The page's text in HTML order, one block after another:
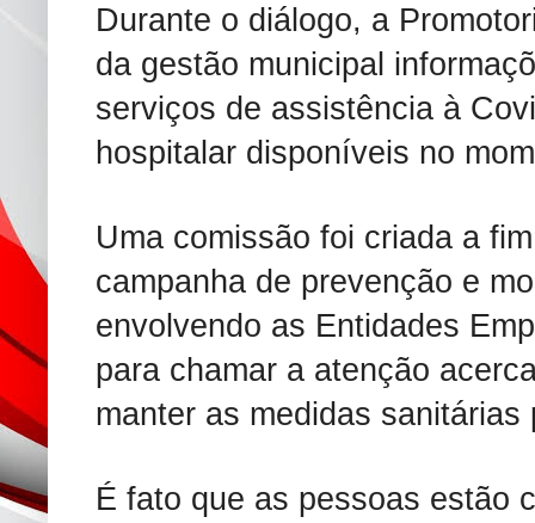
Durante o diálogo, a
da gestão municipal
serviços de assistência à
hospitalar disponíveis no
Uma comissão foi criada a
campanha de prevenção e
envolvendo as Entidades
para chamar a atenção
manter as medidas
É fato que as pessoas estão